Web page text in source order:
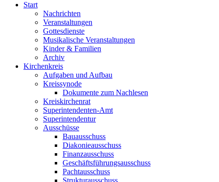
Start
Nachrichten
Veranstaltungen
Gottesdienste
Musikalische Veranstaltungen
Kinder & Familien
Archiv
Kirchenkreis
Aufgaben und Aufbau
Kreissynode
Dokumente zum Nachlesen
Kreiskirchenrat
Superintendenten-Amt
Superintendentur
Ausschüsse
Bauausschuss
Diakonieausschuss
Finanzausschuss
Geschäftsführungsausschuss
Pachtausschuss
Strukturausschuss